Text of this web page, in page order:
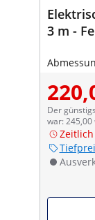
3 m -
Der
war: 245,00